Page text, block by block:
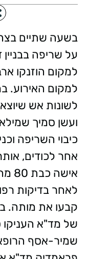
בשעה שתיים
למקום הוזנקו
למקום האירוע.
לשונות אש
ועשן סמיך
כיבוי השריפה
אחר לכודים,
לאחר בדיקות
קבעו את מותה.
של מד"א העניקו